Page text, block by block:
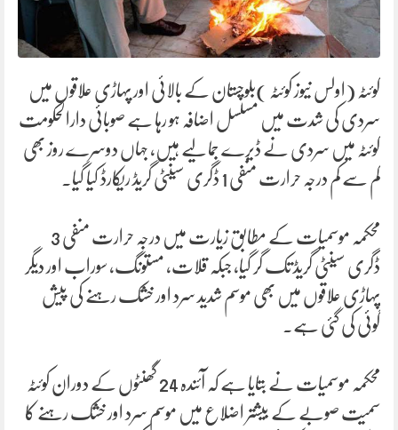
کوئٹہ (اولس نیوز کوئٹہ )بلوچستان کے بالائی اور پہاڑی علاقوں میں
سردی کی شدت میں مسلسل اضافہ ہو رہا ہے صوبائی دارالحکومت
کوئٹہ میں سردی نے ڈیرے جما لیے ہیں، جہاں دوسرے روز بھی
کم سے کم درجہ حرارت منفی 1 ڈگری سینٹی گریڈ ریکارڈ کیا گیا۔
محکمہ موسمیات کے مطابق زیارت میں درجہ حرارت منفی 3
ڈگری سینٹی گریڈ تک گر گیا، جبکہ قلات، مستونگ، سوراب اور دیگر
پہاڑی علاقوں میں بھی موسم شدید سرد اور خشک رہنے کی پیش
گوئی کی گئی ہے۔
محکمہ موسمیات نے بتایا ہے کہ آئندہ 24 گھنٹوں کے دوران کوئٹہ
سمیت صوبے کے بیشتر اضلاع میں موسم سرد اور خشک رہنے کا